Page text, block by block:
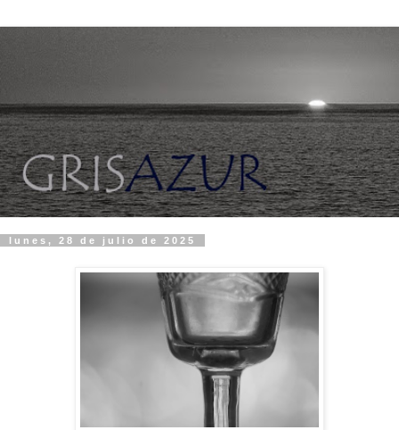
lunes, 28 de julio de 2025